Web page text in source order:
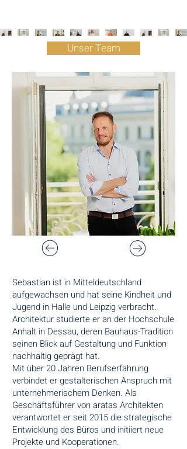
Unser Team
Sebastian ist in Mitteldeutschland
aufgewachsen und hat seine Kindheit und
Jugend in Halle und Leipzig verbracht.
Architektur studierte er an der Hochschule
Anhalt in Dessau, deren Bauhaus-Tradition
seinen Blick auf Gestaltung und Funktion
nachhaltig geprägt hat.
Mit über 20 Jahren Berufserfahrung
verbindet er gestalterischen Anspruch mit
unternehmerischem Denken. Als
Geschäftsführer von aratas Architekten
verantwortet er seit 2015 die strategische
Entwicklung des Büros und initiiert neue
Projekte und Kooperationen.